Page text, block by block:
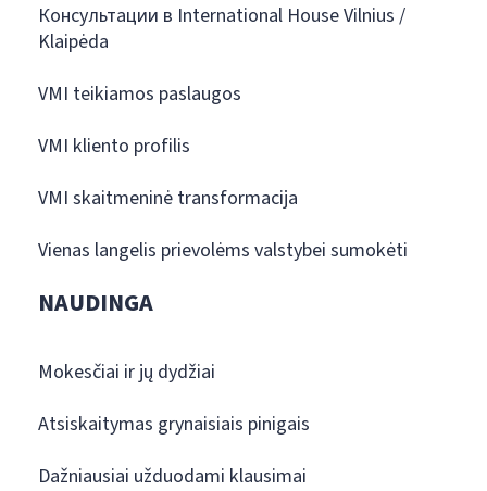
Консультации в International House Vilnius /
Klaipėda
VMI teikiamos paslaugos
VMI kliento profilis
VMI skaitmeninė transformacija
Vienas langelis prievolėms valstybei sumokėti
NAUDINGA
Mokesčiai ir jų dydžiai
Atsiskaitymas grynaisiais pinigais
Dažniausiai užduodami klausimai